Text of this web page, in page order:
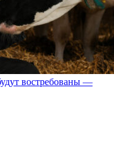
востребованы —